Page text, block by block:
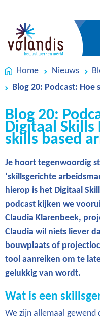
Home Nieuws
Blog 20: Podcast: Hoe speelt het
Blog 20:
Digitaal Skills
skills based
Je hoort tegenwoordig
‘skillsgerichte
hierop is het Digitaal
podcast kijken we
Claudia Klarenbeek,
Claudia wil niets liever
bouwplaats of
tool aanreiken om te
gelukkig van wordt.
Wat is een
We zijn allemaal